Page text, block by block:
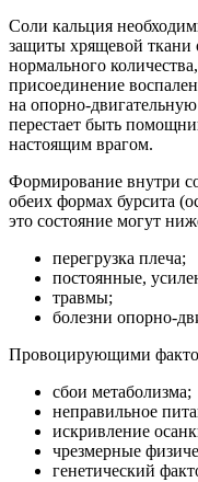
Соли кальция
защиты хрящевой
нормального
присоединение
на опорно-
перестает быть
настоящим врагом.
Формирование внутри
обеих формах бурсита
это состояние могут
перегрузка плеча;
постоянные,
травмы;
болезни опорно-
Провоцирующими
сбои метаболизма;
неправильное
искривление
чрезмерные
генетический